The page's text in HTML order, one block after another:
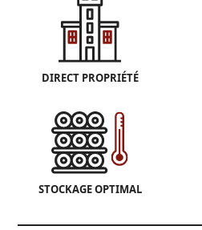
DIRECT PROPRIÉTÉ
STOCKAGE OPTIMAL